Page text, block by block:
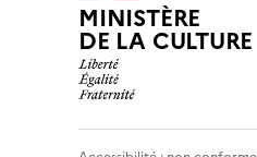
MINISTÈRE
DE LA CULTURE